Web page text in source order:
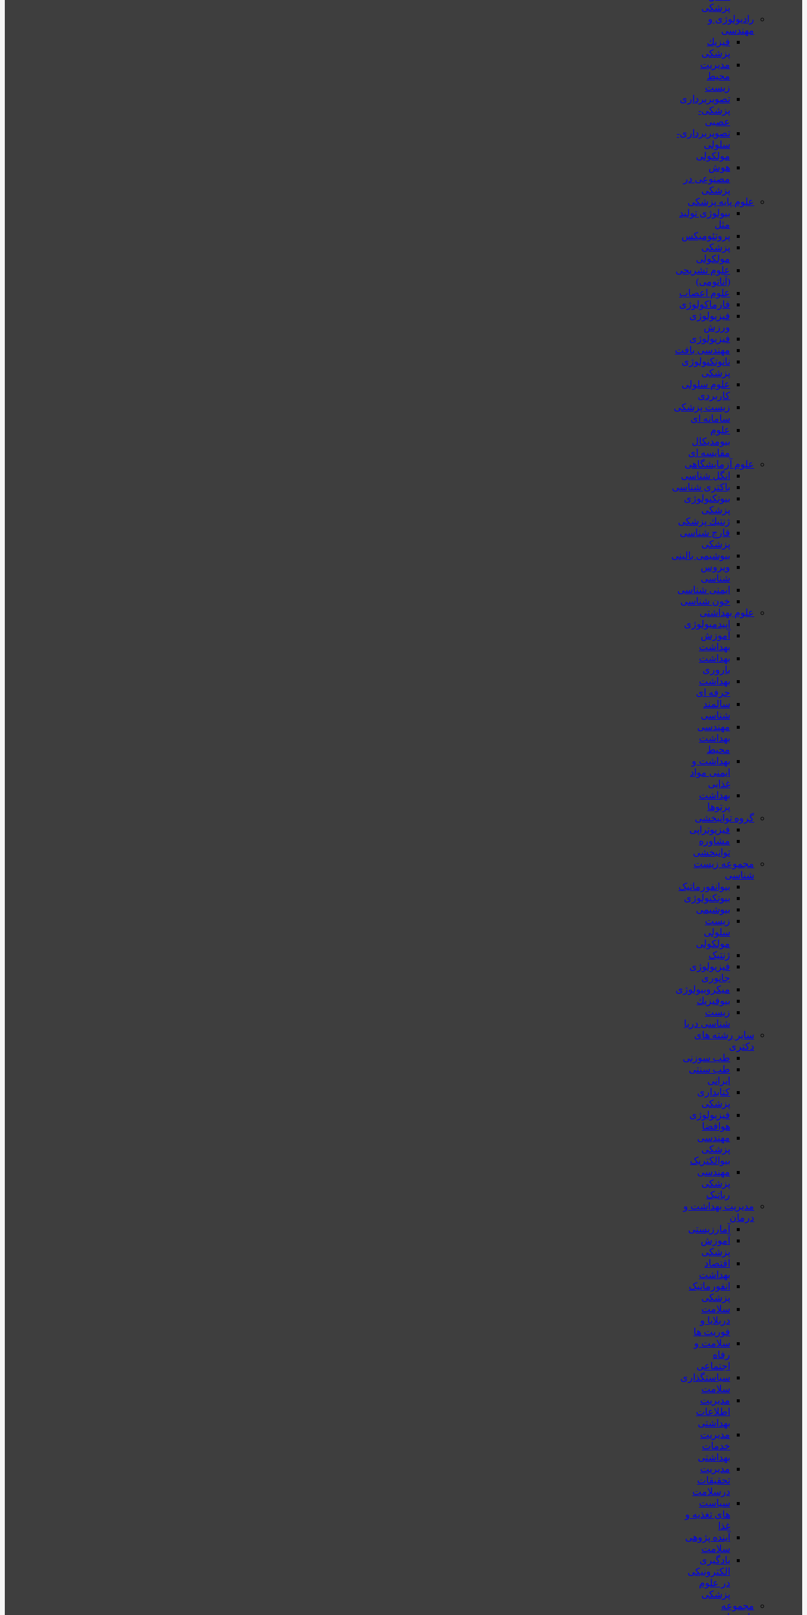
پزشکی
رادیولوژی و
مهندسی
فيزيك
پزشکی
مدیریت
محیط
زیست
تصویربرداری
پزشکی-
عصبی
تصویربرداری-
سلولی
مولکولی
هوش
مصنوعی در
پزشکی
علوم پایه پزشکی
بیولوژی تولید
مثل
پروتئومیکس
پزشکی
مولکولی
علوم تشریحی
(آناتومی)
علوم اعصاب
فارماکولوژی
فیزیولوژی
ورزش
فیزیولوژی
مهندسی بافت
نانوتکنولوژی
پزشکی
علوم سلولی
کاربردی
زیست پزشکی
سامانه ای
علوم
بیومدیکال
مقایسه ای
علوم آزمایشگاهی
انگل شناسی
باکتری شناسی
بیوتکنولوژی
پزشکی
ژنتيك پزشکی
قارچ شناسی
پزشكی
بیوشیمی بالینی
ویروس
شناسی
ایمنی شناسی
خون شناسی
علوم بهداشتی
اپیدمیولوژی
آموزش
بهداشت
بهداشت
باروری
بهداشت
حرفه ای
سالمند
شناسی
مهندسی
بهداشت
محيط
بهداشت و
ایمنی مواد
غذایی
بهداشت
پرتوها
گروه توانبخشی
فیزیوتراپی
مشاوره
توانبخشی
مجموعه زیست
شناسی
بیوانفورماتیک
بیوتکنولوژی
بیوشیمی
زیست
سلولی
مولکولی
ژنتیک
فیزیولوژی
جانوری
میکروبیولوژی
بيوفيزيك
زیست
شناسی دریا
سایر رشته های
دکتری
طب سوزنی
طب سنتی
ایرانی
کتابداری
پزشکی
فیزیولوژی
هوافضا
مهندسی
پزشکی
بیوالکتریک
مهندسی
پزشکی
رباتیک
مدیریت بهداشت و
درمان
آمارزیستی
آموزش
پزشکی
اقتصاد
بهداشت
انفورماتیک
پزشکی
سلامت
دربلايا و
فوريت ها
سلامت و
رفاه
اجتماعی
سیاستگذاری
سلامت
مدیریت
اطلاعات
بهداشتی
مدیریت
خدمات
بهداشتی
مدیریت
تحقیقات
درسلامت
سیاست
های تغذیه و
غذا
آینده پژوهی
سلامت
یادگیری
الکترونیکی
در علوم
پزشکی
مجموعه